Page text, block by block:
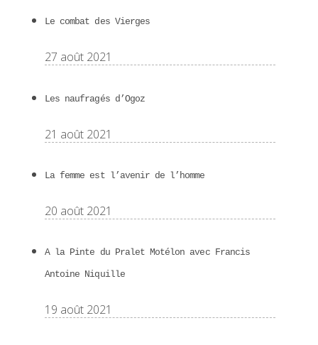
Le combat des Vierges
27 août 2021
Les naufragés d’Ogoz
21 août 2021
La femme est l’avenir de l’homme
20 août 2021
A la Pinte du Pralet Motélon avec Francis
Antoine Niquille
19 août 2021